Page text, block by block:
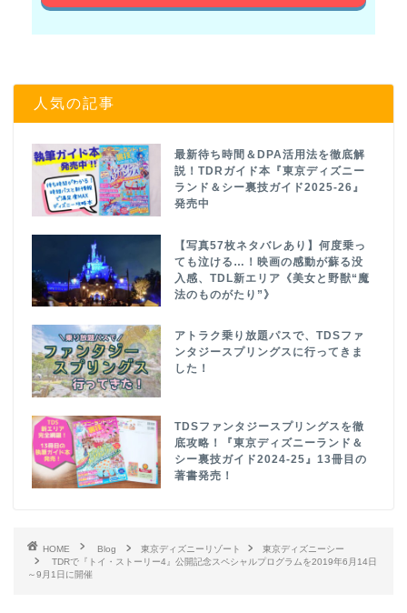
人気の記事
最新待ち時間＆DPA活用法を徹底解
説！TDRガイド本『東京ディズニー
ランド＆シー裏技ガイド2025-26』
発売中
【写真57枚ネタバレあり】何度乗っ
ても泣ける…！映画の感動が蘇る没
入感、TDL新エリア《美女と野獣“魔
法のものがたり”》
アトラク乗り放題パスで、TDSファ
ンタジースプリングスに行ってきま
した！
TDSファンタジースプリングスを徹
底攻略！『東京ディズニーランド＆
シー裏技ガイド2024-25』13冊目の
著書発売！
HOME Blog 東京ディズニーリゾート
東京ディズニーシー
TDRで『トイ・ストーリー4』公開記念スペシャルプログラムを2019年6月14日
～9月1日に開催